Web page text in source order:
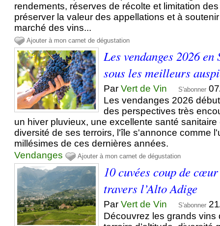
rendements, réserves de récolte et limitation
préserver la valeur des appellations et à
marché des vins...
Ajouter à mon carnet de dégustation
Les vendanges 2026
sous les meilleurs
ParVert de Vin S'abonner
Les vendanges 2026
des perspectives très
un hiver pluvieux, une excellente santé
diversité de ses terroirs, l'île s'annonce comme
millésimes de ces dernières années.
Vendanges
Ajouter à mon carnet de dégustation
10 cuvées coup de
travers l’Alto Adige
ParVert de Vin S'abonner
Découvrez les grands vins